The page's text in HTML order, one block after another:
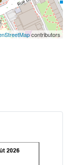
contributors